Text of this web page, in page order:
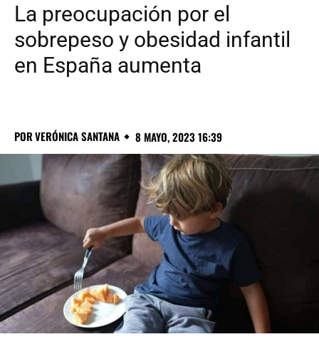
La preocupación por el
sobrepeso y obesidad infantil
en España aumenta
PORVERÓNICA SANTANA 8 MAYO, 2023 16:39